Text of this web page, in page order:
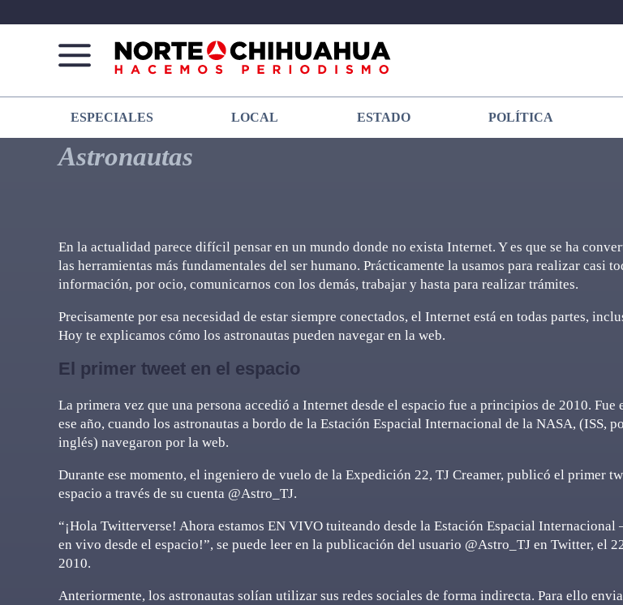
Norte
De
Chihuahua
Más
que
noticias,
hacemos periodismo
ESPECIALES LOCAL ESTADO POLÍTICA
Astronautas
En la actualidad parece difícil pensar en un mundo donde no exista Internet. Y es que se ha
las herramientas más fundamentales del ser humano. Prácticamente la usamos para realizar casi
información, por ocio, comunicarnos con los demás, trabajar y hasta para realizar trámites.
Precisamente por esa necesidad de estar siempre conectados, el Internet está en todas partes,
Hoy te explicamos cómo los astronautas pueden navegar en la web.
El primer tweet en el espacio
La primera vez que una persona accedió a Internet desde el espacio fue a principios de 2010. Fue
ese año, cuando los astronautas a bordo de la Estación Espacial Internacional de la NASA, (ISS,
inglés) navegaron por la web.
Durante ese momento, el ingeniero de vuelo de la Expedición 22, TJ Creamer, publicó el primer
espacio a través de su cuenta @Astro_TJ.
“¡Hola Twitterverse! Ahora estamos EN VIVO tuiteando desde la Estación Espacial Internacional
en vivo desde el espacio!”, se puede leer en la publicación del usuario @Astro_TJ en Twitter, el
2010.
Anteriormente, los astronautas solían utilizar sus redes sociales de forma indirecta. Para ello